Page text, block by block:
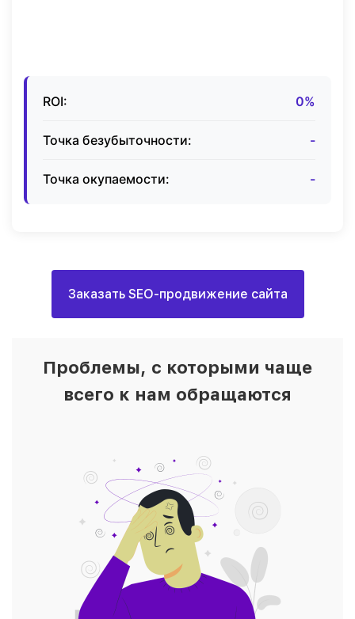
ROI: 0%
Точка безубыточности: -
Точка окупаемости: -
Заказать SEO-продвижение сайта
Проблемы, с которыми чаще
всего к нам обращаются